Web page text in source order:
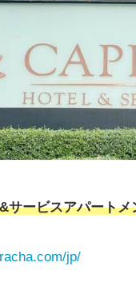
サービスアパート
jp/